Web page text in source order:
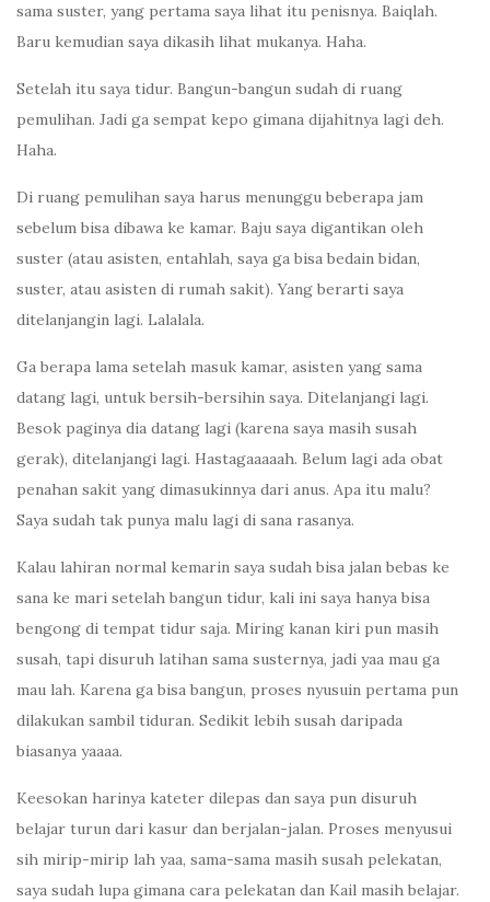
sama suster, yang pertama saya lihat itu penisnya. Baiqlah.
Baru kemudian saya dikasih lihat mukanya. Haha.
Setelah itu saya tidur. Bangun-bangun sudah di ruang
pemulihan. Jadi ga sempat kepo gimana dijahitnya lagi deh.
Haha.
Di ruang pemulihan saya harus menunggu beberapa jam
sebelum bisa dibawa ke kamar. Baju saya digantikan oleh
suster (atau asisten, entahlah, saya ga bisa bedain bidan,
suster, atau asisten di rumah sakit). Yang berarti saya
ditelanjangin lagi. Lalalala.
Ga berapa lama setelah masuk kamar, asisten yang sama
datang lagi, untuk bersih-bersihin saya. Ditelanjangi lagi.
Besok paginya dia datang lagi (karena saya masih susah
gerak), ditelanjangi lagi. Hastagaaaaah. Belum lagi ada obat
penahan sakit yang dimasukinnya dari anus. Apa itu malu?
Saya sudah tak punya malu lagi di sana rasanya.
Kalau lahiran normal kemarin saya sudah bisa jalan bebas ke
sana ke mari setelah bangun tidur, kali ini saya hanya bisa
bengong di tempat tidur saja. Miring kanan kiri pun masih
susah, tapi disuruh latihan sama susternya, jadi yaa mau ga
mau lah. Karena ga bisa bangun, proses nyusuin pertama pun
dilakukan sambil tiduran. Sedikit lebih susah daripada
biasanya yaaaa.
Keesokan harinya kateter dilepas dan saya pun disuruh
belajar turun dari kasur dan berjalan-jalan. Proses menyusui
sih mirip-mirip lah yaa, sama-sama masih susah pelekatan,
saya sudah lupa gimana cara pelekatan dan Kail masih belajar.